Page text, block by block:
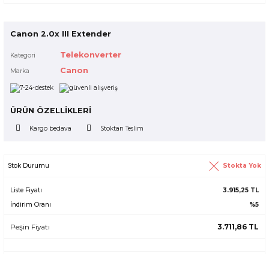
Canon 2.0x III Extender
Kategori Telekonverter
Marka Canon
ÜRÜN ÖZELLİKLERİ
Kargo bedava Stoktan Teslim
Stok Durumu Stokta Yok
Liste Fiyatı
3.915,25 TL
İndirim Oranı
%5
Peşin Fiyatı 3.711,86 TL